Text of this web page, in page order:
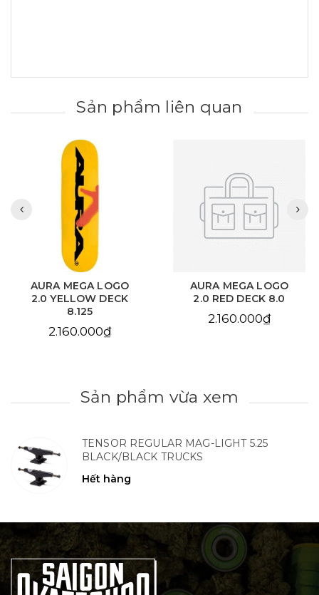
Sản phẩm liên quan
AURA MEGA LOGO
2.0 YELLOW DECK
8.125
2.160.000₫
AURA MEGA LOGO
2.0 RED DECK 8.0
2.160.000₫
Sản phẩm vừa xem
TENSOR REGULAR MAG-LIGHT 5.25
BLACK/BLACK TRUCKS
Hết hàng